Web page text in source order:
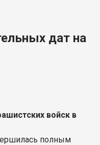
дат на
войск в
полным